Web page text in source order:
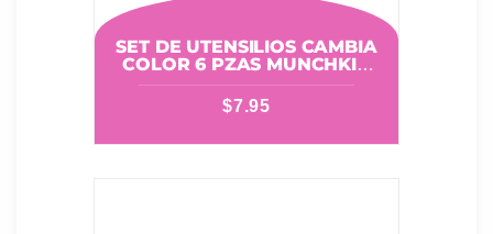
SET DE UTENSILIOS CAMBIA
COLOR 6 PZAS MUNCHKIN
17466
$7.95